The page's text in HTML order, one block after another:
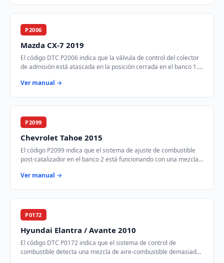
P2006
Mazda CX-7 2019
El código DTC P2006 indica que la válvula de control del colector
de admisión está atascada en la posición cerrada en el banco 1.
Ver manual →
P2099
Chevrolet Tahoe 2015
El código P2099 indica que el sistema de ajuste de combustible
post-catalizador en el banco 2 está funcionando con una mezcla
Ver manual →
P0172
Hyundai Elantra / Avante 2010
El código DTC P0172 indica que el sistema de control de
combustible detecta una mezcla de aire-combustible demasiado